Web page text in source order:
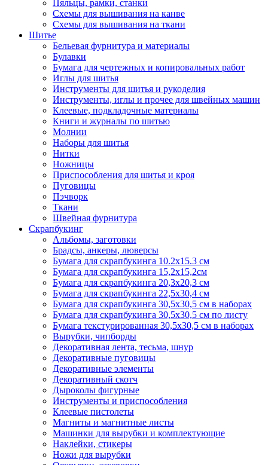
Пяльцы, рамки, станки
Схемы для вышивания на канве
Схемы для вышивания на ткани
Шитье
Бельевая фурнитура и материалы
Булавки
Бумага для чертежных и копировальных работ
Иглы для шитья
Инструменты для шитья и рукоделия
Инструменты, иглы и прочее для швейных машин
Клеевые, подкладочные материалы
Книги и журналы по шитью
Молнии
Наборы для шитья
Нитки
Ножницы
Приспособления для шитья и кроя
Пуговицы
Пэчворк
Ткани
Швейная фурнитура
Скрапбукинг
Альбомы, заготовки
Брадсы, анкеры, люверсы
Бумага для скрапбукинга 10.2х15.3 см
Бумага для скрапбукинга 15,2х15,2см
Бумага для скрапбукинга 20,3х20,3 см
Бумага для скрапбукинга 22,5х30,4 см
Бумага для скрапбукинга 30,5х30,5 см в наборах
Бумага для скрапбукинга 30,5х30,5 см по листу
Бумага текстурированная 30,5х30,5 см в наборах
Вырубки, чипборды
Декоративная лента, тесьма, шнур
Декоративные пуговицы
Декоративные элементы
Декоративный скотч
Дыроколы фигурные
Инструменты и приспособления
Клеевые пистолеты
Магниты и магнитные листы
Машинки для вырубки и комплектующие
Наклейки, стикеры
Ножи для вырубки